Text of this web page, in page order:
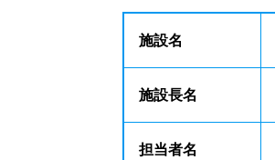
施設名
施設長名
担当者名